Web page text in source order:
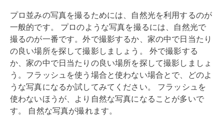
プロ並みの写真を撮るためには、自然光を利用するのが
一般的です。 プロのような写真を撮るには、自然光で
撮るのが一番です。外で撮影するか、家の中で日当たり
の良い場所を探して撮影しましょう。 外で撮影する
か、家の中で日当たりの良い場所を探して撮影しましょ
う。フラッシュを使う場合と使わない場合とで、どのよ
うな写真になるか試してみてください。 フラッシュを
使わないほうが、より自然な写真になることが多いで
す。 自然な写真が撮れます。